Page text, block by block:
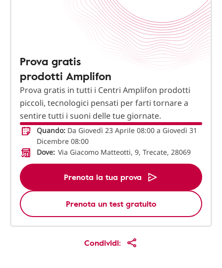
Prova gratis
prodotti Amplifon
Prova gratis in tutti i Centri Amplifon prodotti
piccoli, tecnologici pensati per farti tornare a
sentire tutti i suoni delle tue giornate.
Quando: Da Giovedì 23 Aprile 08:00 a Giovedì 31
Dicembre 08:00
Dove: Via Giacomo Matteotti, 9, Trecate, 28069
Prenota la tua prova
Prenota un test gratuito
Condividi: